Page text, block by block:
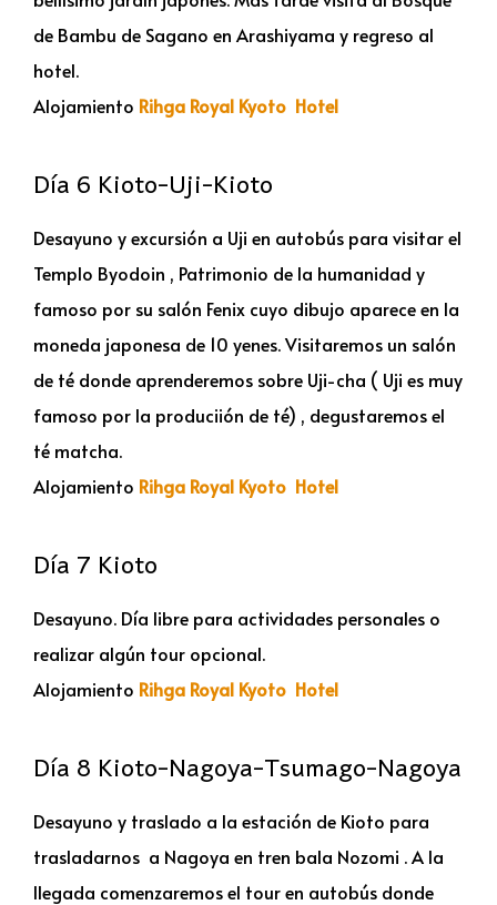
de Bambu de Sagano en Arashiyama y regreso al
hotel.
Alojamiento Rihga Royal Kyoto Hotel
Día 6 Kioto-Uji-Kioto
Desayuno y excursión a Uji en autobús para visitar el
Templo Byodoin , Patrimonio de la humanidad y
famoso por su salón Fenix cuyo dibujo aparece en la
moneda japonesa de 10 yenes. Visitaremos un salón
de té donde aprenderemos sobre Uji-cha ( Uji es muy
famoso por la produciión de té) , degustaremos el
té matcha.
Alojamiento Rihga Royal Kyoto Hotel
Día 7 Kioto
Desayuno. Día libre para actividades personales o
realizar algún tour opcional.
Alojamiento Rihga Royal Kyoto Hotel
Día 8 Kioto-Nagoya-Tsumago-Nagoya
Desayuno y traslado a la estación de Kioto para
trasladarnos a Nagoya en tren bala Nozomi . A la
llegada comenzaremos el tour en autobús donde